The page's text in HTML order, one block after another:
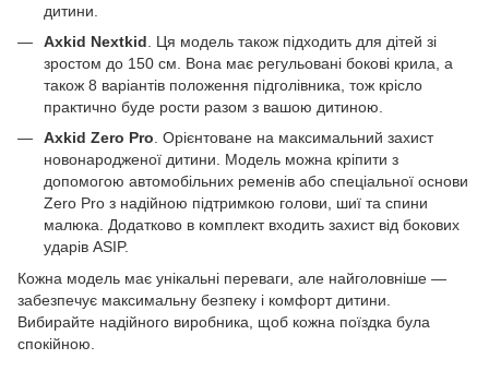
дитини.
Axkid Nextkid . Ця модель також підходить для дітей зі
зростом до 150 см. Вона має регульовані бокові крила, а
також 8 варіантів положення підголівника, тож крісло
практично буде рости разом з вашою дитиною.
Axkid Zero Pro. Орієнтоване на максимальний захист
новонародженої дитини. Модель можна кріпити з
допомогою автомобільних ременів або спеціальної основи
Zero Pro з надійною підтримкою голови, шиї та спини
малюка. Додатково в комплект входить захист від бокових
ударів ASIP.
Кожна модель має унікальні переваги, але найголовніше —
забезпечує максимальну безпеку і комфорт дитини.
Вибирайте надійного виробника, щоб кожна поїздка була
спокійною.